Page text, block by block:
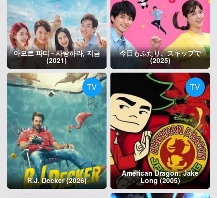
아모르 파티 - 사랑하라, 지금
(2021)
今日もふたり、スキップで
(2025)
TV
R.J. Decker (2026)
TV
American Dragon: Jake
Long (2005)